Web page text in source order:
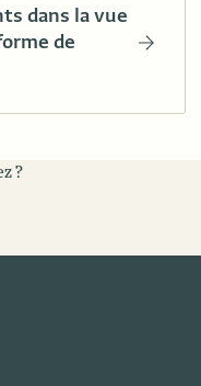
dans la vue
de
?